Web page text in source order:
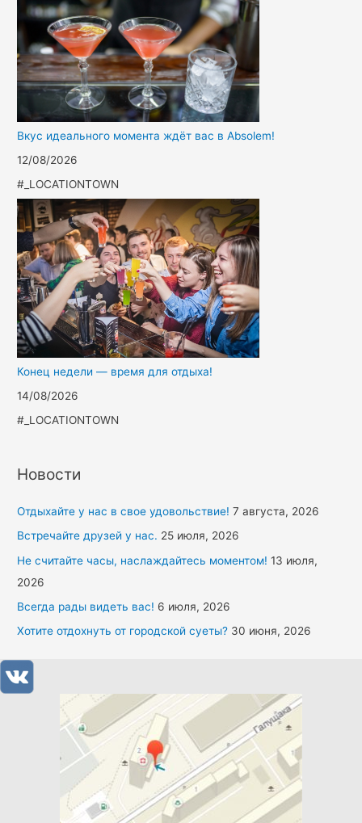
Вкус идеального момента ждёт вас в Absolem!
12/08/2026
#_LOCATIONTOWN
Конец недели — время для отдыха!
14/08/2026
#_LOCATIONTOWN
Новости
Отдыхайте у нас в свое удовольствие! 7 августа, 2026
Встречайте друзей у нас. 25 июля, 2026
Не считайте часы, наслаждайтесь моментом! 13 июля,
2026
Всегда рады видеть вас! 6 июля, 2026
Хотите отдохнуть от городской суеты? 30 июня, 2026